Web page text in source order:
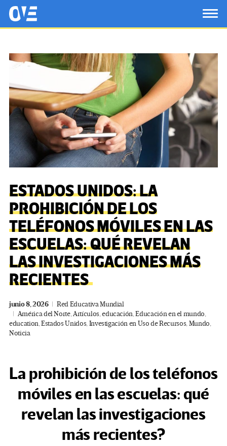
Saltar al contenido principal
OtrasVocesenEducacion.org
ESTADOS UNIDOS: LA
PROHIBICIÓN DE LOS
TELÉFONOS MÓVILES EN LAS
ESCUELAS: QUÉ REVELAN
LAS INVESTIGACIONES MÁS
RECIENTES
junio 8, 2026
Red Educativa Mundial
América del Norte,Artículos,educación,Educación en el mundo,
education,Estados Unidos,Investigación en Uso de Recursos,Mundo,
Noticia
La prohibición de los teléfonos
móviles en las escuelas: qué
revelan las investigaciones
más recientes?